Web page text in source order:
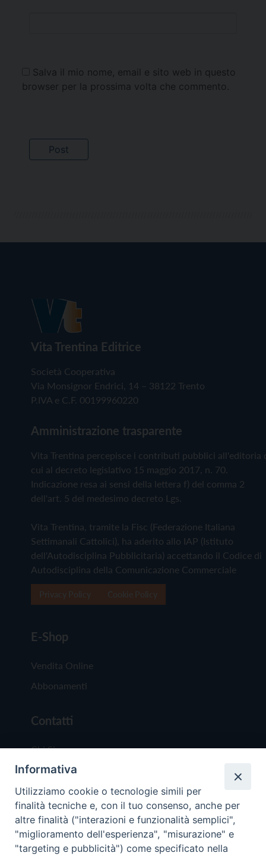
Salva il mio nome, email e sito web in questo
browser per la prossima volta che commento.
Vita Trentina Editrice
Società Cooperativa
Via Monsignor Endrici, 14 – 38122 Trento
P.IVA e C.F. 00199960220
Amministrazione trasparente
Vita Trentina percepisce i contributi pubblici all'editoria
cui al decreto legislativo 15 maggio 2017, n. 70.
Indicazione resa ai sensi della lettera f) del comma 2
dell'art. 5 del medesimo decreto Lgs.
Vita Trentina, tramite la Fisc (Federazione Italiana
Settimanali Cattolici), ha aderito allo IAP (Istituto
dell'Autodisciplina Pubblicitaria) accettando il Codice di
Autodisciplina della Comunicazione Commerciale
E-Shop
Vendita Online
Abbonamenti
Contatti
Chi Siamo
Redazione
Scrivici
Informativa
Utilizziamo cookie o tecnologie simili per
finalità tecniche e, con il tuo consenso, anche per
altre finalità ("interazioni e funzionalità semplici",
"miglioramento dell'esperienza", "misurazione" e
"targeting e pubblicità") come specificato nella